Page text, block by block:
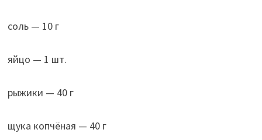
соль — 10 г
яйцо — 1 шт.
рыжики — 40 г
щука копчёная — 40 г